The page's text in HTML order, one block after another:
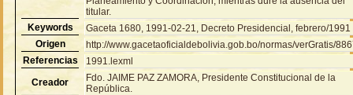
titular.
Keywords
Gaceta 1680, 1991-02-21, Decreto Presidencial, febrero/1991
Origen
http://www.gacetaoficialdebolivia.gob.bo/normas/verGratis/
Referencias
1991.lexml
Creador
Fdo. JAIME PAZ ZAMORA, Presidente Constitucional de la
República.